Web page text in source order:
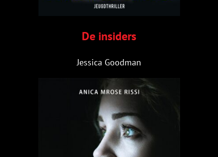
De insiders
Jessica Goodman